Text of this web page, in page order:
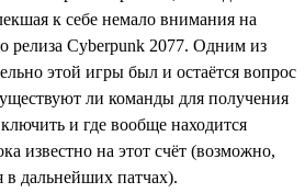
к себе немало внимания на
релиза Cyberpunk 2077. Одним из
этой игры был и остаётся вопрос
ли команды для получения
и где вообще находится
известно на этот счёт (возможно,
в дальнейших патчах).